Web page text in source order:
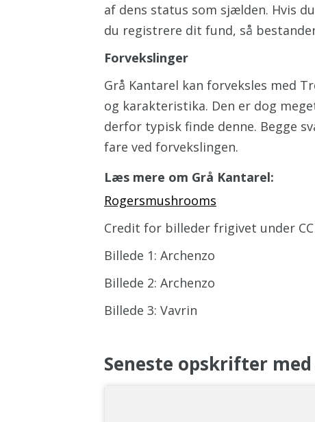
af dens status som sjælden. Hvis
du registrere dit fund, så
Forvekslinger
Grå Kantarel kan forveksles med
og karakteristika. Den er dog
derfor typisk finde denne. Begge
fare ved forvekslingen.
Læs mere om Grå Kantarel:
Rogersmushrooms
Credit for billeder frigivet under CC
Billede 1: Archenzo
Billede 2: Archenzo
Billede 3: Vavrin
Seneste opskrifter